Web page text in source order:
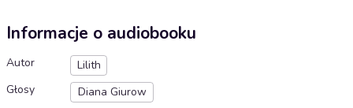
Informacje o audiobooku
Autor
Lilith
Głosy
Diana Giurow